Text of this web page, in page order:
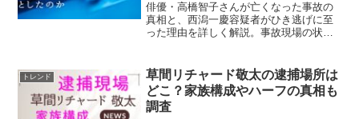
俳優・高橋智子さんが亡くなった事故の
真相と、西潟一慶容疑者がひき逃げに至
った理由を詳しく解説。事故現場の状況
トレンド
草間リチャード敬太の逮捕場所は
どこ？家族構成やハーフの真相も
調査